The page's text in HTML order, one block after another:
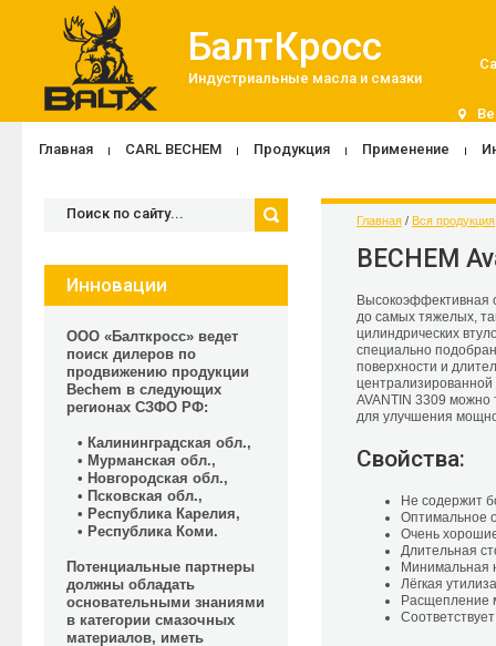
БалтКросс
Индустриальные масла и смазки
Главная CARL BECHEM Продукция Применение
Инновации
ООО «Балткросс» ведет
поиск дилеров по
продвижению продукции
Bechem в следующих
регионах СЗФО РФ:
• Калининградская обл.,
• Мурманская обл.,
• Новгородская обл.,
• Псковская обл.,
• Республика Карелия,
• Республика Коми.
Потенциальные партнеры
должны обладать
основательными знаниями
в категории смазочных
материалов, иметь
Главная / Вся продукция
BECHEM
Высокоэффективная
до самых тяжелых,
цилиндрических
специально
поверхности и
AVANTIN 3309 можно
для улучшения
Свойства:
Не содержит
Оптимальное
Очень
Длительная
Минимальная
Лёгкая
Расщепление